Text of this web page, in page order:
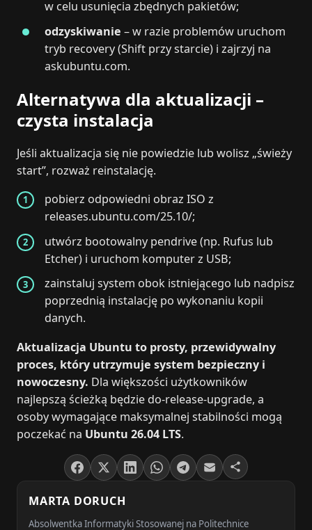
w celu usunięcia zbędnych pakietów;
odzyskiwanie – w razie problemów uruchom
tryb recovery (Shift przy starcie) i zajrzyj na
askubuntu.com.
Alternatywa dla aktualizacji –
czysta instalacja
Jeśli aktualizacja się nie powiedzie lub wolisz „świeży
start”, rozważ reinstalację.
pobierz odpowiedni obraz ISO z
releases.ubuntu.com/25.10/;
utwórz bootowalny pendrive (np. Rufus lub
Etcher) i uruchom komputer z USB;
zainstaluj system obok istniejącego lub nadpisz
poprzednią instalację po wykonaniu kopii
danych.
Aktualizacja Ubuntu to prosty, przewidywalny
proces, który utrzymuje system bezpieczny i
nowoczesny. Dla większości użytkowników
najlepszą ścieżką będzie do-release-upgrade, a
osoby wymagające maksymalnej stabilności mogą
poczekać na Ubuntu 26.04 LTS.
MARTA DORUCH
Absolwentka Informatyki Stosowanej na Politechnice